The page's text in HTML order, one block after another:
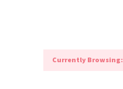
Currently Browsing: